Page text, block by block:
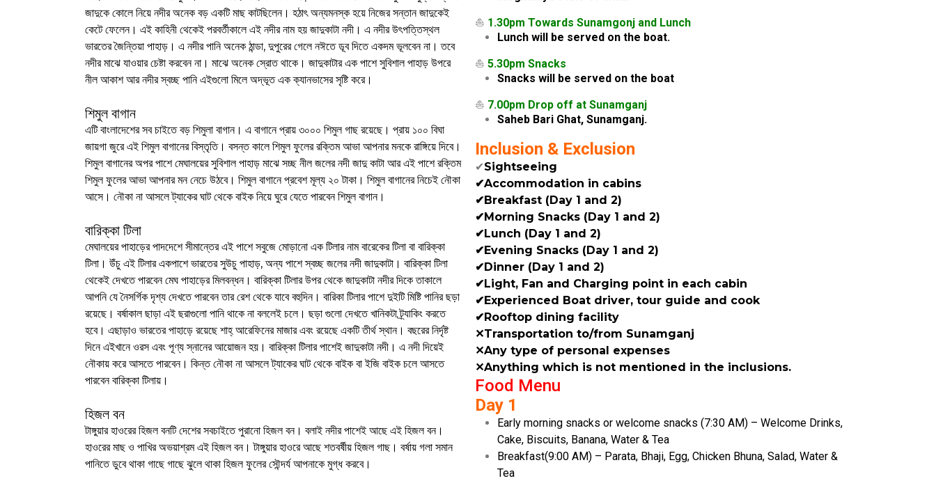
জাদুকে কোলে নিয়ে নদীর অনেক বড় একটি মাছ কাটছিলেন। হঠাৎ অন্যমনস্ক হয়ে নিজের সন্তান জাদুকেই
কেটে ফেলেন। এই কাহিনী থেকেই পরবর্তীকালে এই নদীর নাম হয় জাদুকাটা নদী। এ নদীর উৎপত্তিস্থল
ভারতের জৈন্তিয়া পাহাড়। এ নদীর পানি অনেক ঠান্ডা, দুপুরের গেলে নঈতে ডূব দিতে একদম ভূলবেন না। তবে
নদীর মাঝে যাওয়ার চেষ্টা করবেন না। মাঝে অনেক স্রোত থাকে। জাদুকাটার এক পাশে সুবিশাল পাহাড় উপরে
নীল আকাশ আর নদীর স্বচ্ছ পানি এইগুলো মিলে অদ্ভূত এক ক্যানভাসের সৃষ্টি করে।
শিমুল বাগান
এটি বাংলাদেশের সব চাইতে বড় শিমুলা বাগান। এ বাগানে প্রায় ৩০০০ শিমুল গাছ রয়েছে। প্রায় ১০০ বিঘা
জায়গা জুরে এই শিমুল বাগানের বিস্তৃতি। বসন্ত কালে শিমুল ফুলের রক্তিম আভা আপনার মনকে রাঙ্গিয়ে দিবে।
শিমুল বাগানের অপর পাশে মেঘালয়ের সুবিশাল পাহাড় মাঝে সচ্ছ নীল জলের নদী জাদু কাটা আর এই পাশে রক্তিম
শিমুল ফুলের আভা আপনার মন নেচে উঠবে। শিমুল বাগানে প্রবেশ মূল্য ২০ টাকা। শিমুল বাগানের নিচেই নৌকা
আসে। নৌকা না আসলে ট্যাকের ঘাট থেকে বাইক নিয়ে ঘুরে যেতে পারবেন শিমুল বাগান।
বারিক্কা টিলা
মেঘালয়ের পাহাড়ের পাদদেশে সীমান্তের এই পাশে সবুজে মোড়ানো এক টিলার নাম বারেকের টিলা বা বারিক্কা
টিলা। উঁচু এই টিলার একপাশে ভারতের সুউচু পাহাড়, অন্য পাশে স্বচ্ছ জলের নদী জাদুকাটা। বারিক্কা টিলা
থেকেই দেখতে পারবেন মেঘ পাহাড়ের মিলবন্ধন। বারিক্কা টিলার উপর থেকে জাদুকাটা নদীর দিকে তাকালে
আপনি যে নৈসর্গিক দৃশ্য দেখতে পারবেন তার রেশ থেকে যাবে বহুদিন। বারিকা টিলার পাশে দুইটি মিষ্টি পানির ছড়া
রয়েছে। বর্ষাকাল ছাড়া এই ছরাগুলো পানি থাকে না বললেই চলে। ছড়া গুলো দেখতে খানিকটা ট্র্যাকিং করতে
হবে। এছাড়াও ভারতের পাহাড়ে রয়েছে শাহ্ আরেফিনের মাজার এবং রয়েছে একটি তীর্থ স্থান। বছরের নির্দৃষ্ট
দিনে এইখানে ওরস এবং পূণ্য স্নানের আয়োজন হয়। বারিক্কা টিলার পাশেই জাদুকাটা নদী। এ নদী দিয়েই
নৌকায় করে আসতে পারবেন। কিন্ত নৌকা না আসলে ট্যাকের ঘাট থেকে বাইক বা ইজি বাইক চলে আসতে
পারবেন বারিক্কা টিলায়।
হিজল বন
টাঙ্গুয়ার হাওরের হিজল বনটি দেশের সবচাইতে পুরানো হিজল বন। বলাই নদীর পাশেই আছে এই হিজল বন।
হাওরের মাছ ও পাখির অভয়াশ্রম এই হিজল বন। টাঙ্গুয়ার হাওরে আছে শতবর্ষীয় হিজল গাছ। বর্ষায় গলা সমান
পানিতে ডুবে থাকা গাছে গাছে ঝুলে থাকা হিজল ফুলের সৌন্দর্য আপনাকে মুগ্ধ করবে।
⛵ 1.30pm Towards Sunamgonj and Lunch
Lunch will be served on the boat.
⛵ 5.30pm Snacks
Snacks will be served on the boat
⛵ 7.00pm Drop off at Sunamganj
Saheb Bari Ghat, Sunamganj.
Inclusion & Exclusion
✔Sightseeing
✔Accommodation in cabins
✔Breakfast (Day 1 and 2)
✔Morning Snacks (Day 1 and 2)
✔Lunch (Day 1 and 2)
✔Evening Snacks (Day 1 and 2)
✔Dinner (Day 1 and 2)
✔Light, Fan and Charging point in each cabin
✔Experienced Boat driver, tour guide and cook
✔Rooftop dining facility
✕Transportation to/from Sunamganj
✕Any type of personal expenses
✕Anything which is not mentioned in the inclusions.
Food Menu
Day 1
Early morning snacks or welcome snacks (7:30 AM) – Welcome Drinks,
Cake, Biscuits, Banana, Water & Tea
Breakfast(9:00 AM) – Parata, Bhaji, Egg, Chicken Bhuna, Salad, Water &
Tea